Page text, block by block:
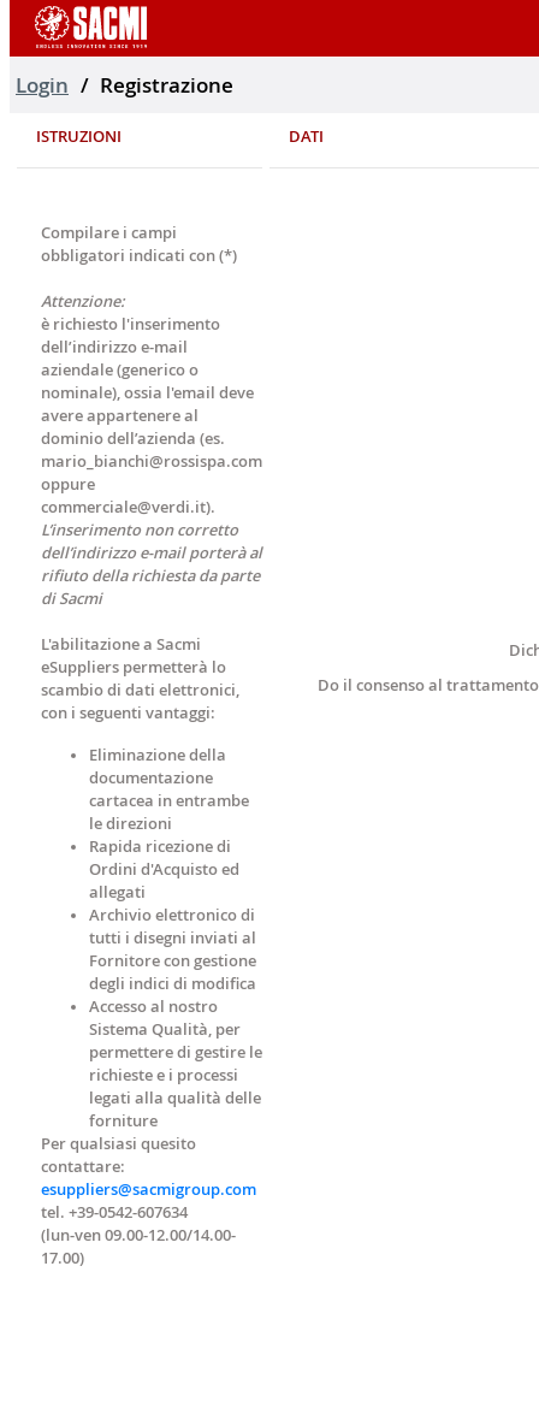
Login Registrazione
ISTRUZIONI DATI
Compilare i campi
obbligatori indicati con (*)
Attenzione:
è richiesto l'inserimento
dell’indirizzo e-mail
aziendale (generico o
nominale), ossia l'email deve
avere appartenere al
dominio dell’azienda (es.
mario_bianchi@rossispa.com
oppure
commerciale@verdi.it).
L’inserimento non corretto
dell’indirizzo e-mail porterà al
rifiuto della richiesta da parte
di Sacmi
L'abilitazione a Sacmi
eSuppliers permetterà lo
scambio di dati elettronici,
con i seguenti vantaggi:
Eliminazione della
documentazione
cartacea in entrambe
le direzioni
Rapida ricezione di
Ordini d'Acquistoed
allegati
Archivio elettronicodi
tutti i disegni inviati al
Fornitore congestione
degli indici di modifica
Accesso al nostro
Sistema Qualità, per
permettere di gestire le
richieste e i processi
legati alla qualità delle
forniture
Per qualsiasi quesito
contattare:
esuppliers@sacmigroup.com
tel. +39-0542-607634
(lun-ven 09.00-12.00/14.00-
17.00)
Do il consenso al